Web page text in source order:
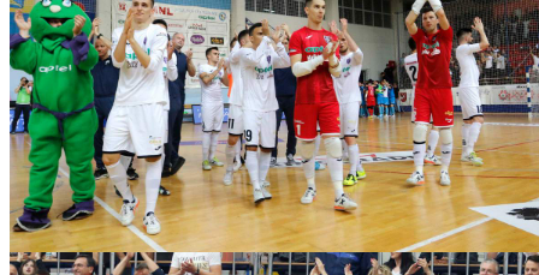
novo-vrijeme-vrgorac190519_0014